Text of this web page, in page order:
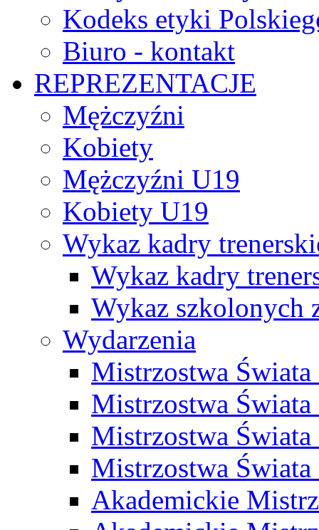
Kodeks etyki
Biuro - kontakt
REPREZENTACJE
Mężczyźni
Kobiety
Mężczyźni U19
Kobiety U19
Wykaz kadry
Wykaz kadry
Wykaz szkolonych
Wydarzenia
Mistrzostwa
Mistrzostwa
Mistrzostwa
Mistrzostwa
Akademickie